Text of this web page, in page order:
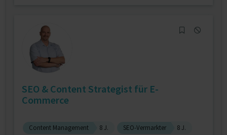
SEO & Content Strategist für E-
Commerce
Content Management 8 J. SEO-Vermarkter
8 J.